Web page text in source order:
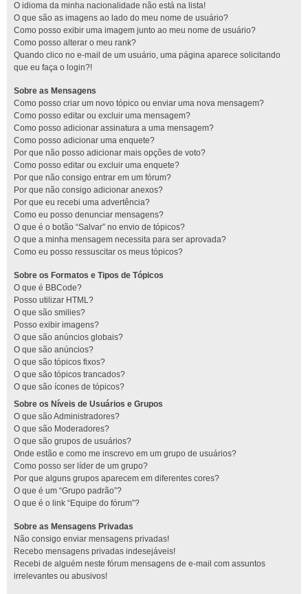
O idioma da minha nacionalidade não está na lista!
O que são as imagens ao lado do meu nome de usuário?
Como posso exibir uma imagem junto ao meu nome de usuário?
Como posso alterar o meu rank?
Quando clico no e-mail de um usuário, uma página aparece solicitando
que eu faça o login?!
Sobre as Mensagens
Como posso criar um novo tópico ou enviar uma nova mensagem?
Como posso editar ou excluir uma mensagem?
Como posso adicionar assinatura a uma mensagem?
Como posso adicionar uma enquete?
Por que não posso adicionar mais opções de voto?
Como posso editar ou excluir uma enquete?
Por que não consigo entrar em um fórum?
Por que não consigo adicionar anexos?
Por que eu recebi uma advertência?
Como eu posso denunciar mensagens?
O que é o botão “Salvar” no envio de tópicos?
O que a minha mensagem necessita para ser aprovada?
Como eu posso ressuscitar os meus tópicos?
Sobre os Formatos e Tipos de Tópicos
O que é BBCode?
Posso utilizar HTML?
O que são smilies?
Posso exibir imagens?
O que são anúncios globais?
O que são anúncios?
O que são tópicos fixos?
O que são tópicos trancados?
O que são ícones de tópicos?
Sobre os Níveis de Usuários e Grupos
O que são Administradores?
O que são Moderadores?
O que são grupos de usuários?
Onde estão e como me inscrevo em um grupo de usuários?
Como posso ser líder de um grupo?
Por que alguns grupos aparecem em diferentes cores?
O que é um “Grupo padrão”?
O que é o link “Equipe do fórum”?
Sobre as Mensagens Privadas
Não consigo enviar mensagens privadas!
Recebo mensagens privadas indesejáveis!
Recebi de alguém neste fórum mensagens de e-mail com assuntos
irrelevantes ou abusivos!